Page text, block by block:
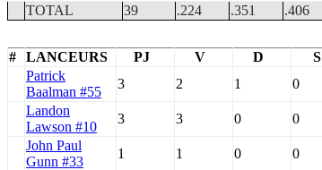
TOTAL
39 .224 .351 .406
# LANCEURS PJ V D S
Patrick
Baalman #55
3 2 1 0
Landon
Lawson #10
3 3 0 0
John Paul
Gunn #33
1 1 0 0